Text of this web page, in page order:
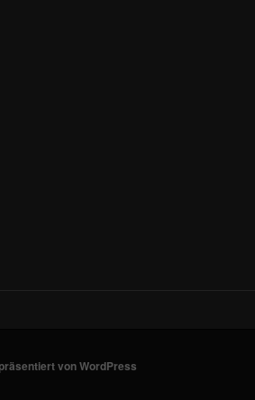
von WordPress